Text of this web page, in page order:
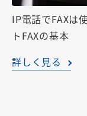
IP電話でFAXは
トFAXの基本
詳しく見る